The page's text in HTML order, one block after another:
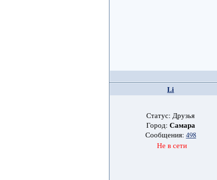
Li
Статус: Друзья
Город: Самара
Сообщения: 498
Не в сети